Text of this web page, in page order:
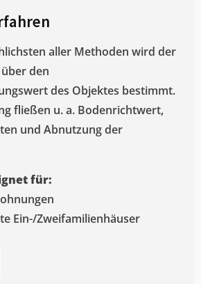
aller Methoden wird der
den
des Objektes bestimmt.
fließen u. a. Bodenrichtwert,
und Abnutzung der
für:
Ein-/Zweifamilienhäuser